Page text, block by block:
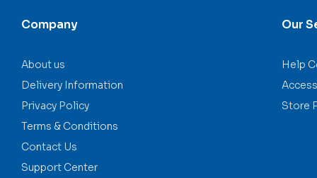
Company
About us
Delivery Information
Privacy Policy
Terms & Conditions
Contact Us
Support Center
Our
Help
Store